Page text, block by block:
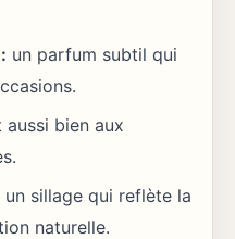
un parfum subtil qui
aussi bien aux
un sillage qui reflète la
naturelle.